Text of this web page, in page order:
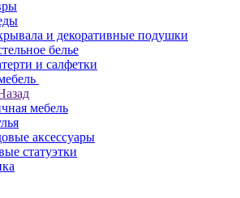
и декоративные подушки
белье
и салфетки
мебель
аксессуары
статуэтки